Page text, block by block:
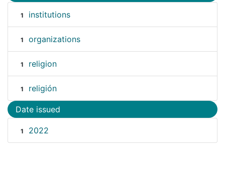
1 institutions
1 organizations
1 religion
1 religión
Date issued
1 2022